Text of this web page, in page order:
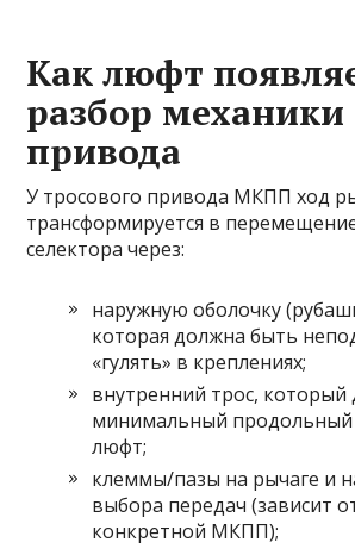
Как люфт
разбор механики
привода
У тросового привода МКПП ход
трансформируется в
селектора через:
наружную оболочку
которая должна быть
«гулять» в креплениях;
внутренний трос,
минимальный продольный
люфт;
клеммы/пазы на рычаге и
выбора передач (зависит
конкретной МКПП);